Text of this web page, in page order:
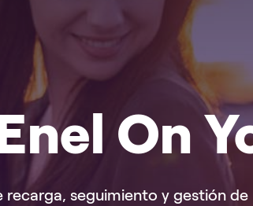
On
recarga, seguimiento y gestión